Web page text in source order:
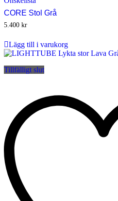
CORE Stol Grå
5.400 kr
Lägg till i varukorg
Tillfälligt slut